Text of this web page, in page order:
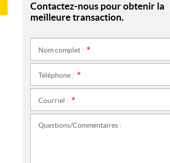
Contactez-nous pour obtenir la
meilleure transaction.
Nom complet :
Téléphone :
Courriel :
Questions/Commentaires :